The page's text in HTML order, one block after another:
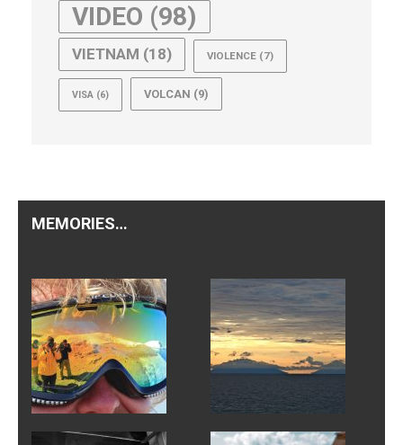
VIDEO (98)
VIETNAM (18) VIOLENCE (7)
VISA (6) VOLCAN (9)
MEMORIES…